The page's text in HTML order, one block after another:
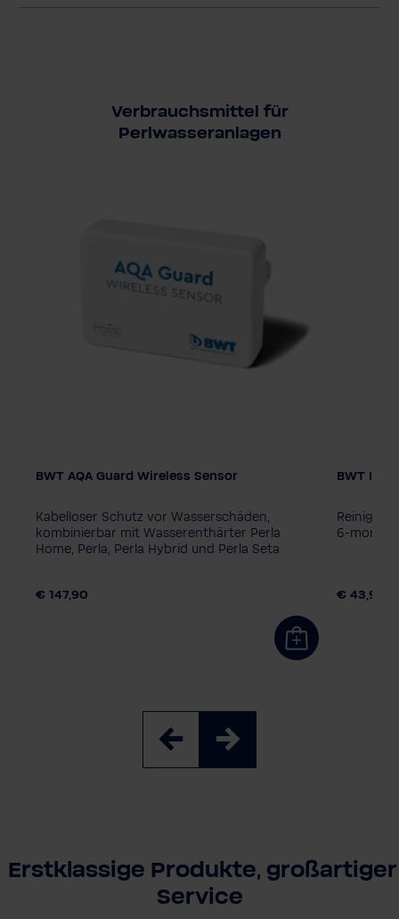
Verbrauchsmittel für
Perlwasseranlagen
BWT AQA Guard Wireless Sensor
Kabelloser Schutz vor Wasserschäden,
kombinierbar mit Wasserenthärter Perla
Home, Perla, Perla Hybrid und Perla Seta
€ 147,90
BWT
6-
€ 43,90
Erstklassige Produkte, großartiger
Service